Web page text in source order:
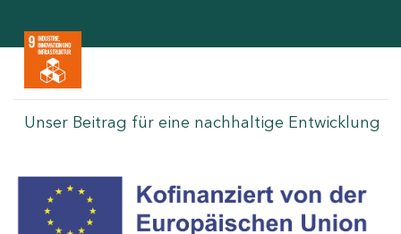
Unser Beitrag für eine nachhaltige Entwicklung